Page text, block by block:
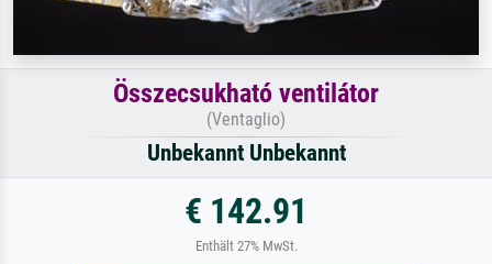
Összecsukható ventilátor
(Ventaglio)
Unbekannt Unbekannt
€ 142.91
Enthält 27% MwSt.